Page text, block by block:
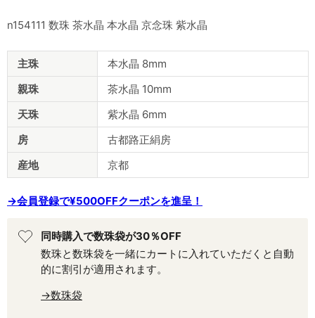
n154111 数珠 茶水晶 本水晶 京念珠 紫水晶
主珠
本水晶 8mm
親珠
茶水晶 10mm
天珠
紫水晶 6mm
房
古都路正絹房
産地
京都
→会員登録で¥500OFFクーポンを進呈！
同時購入で数珠袋が30％OFF
数珠と数珠袋を一緒にカートに入れていただくと自動
的に割引が適用されます。
→数珠袋